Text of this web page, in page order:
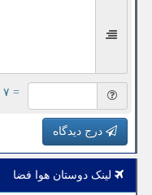
= ۷ بعلاوه ۲
درج دیدگاه
لینک دوستان هوا فضا